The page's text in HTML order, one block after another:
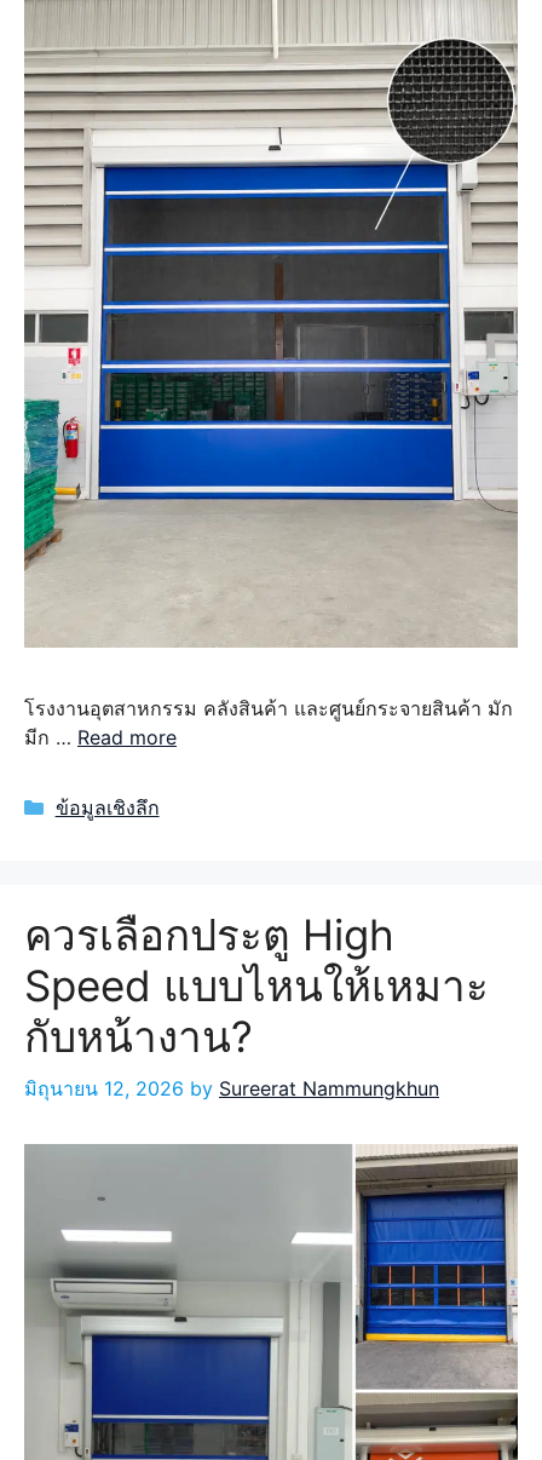
โรงงานอุตสาหกรรม คลังสินค้า และศูนย์กระจายสินค้า มัก
มีก … Read more
Categories
ข้อมูลเชิงลึก
ควรเลือกประตู High
Speed แบบไหนให้เหมาะ
กับหน้างาน?
มิถุนายน 12, 2026 by Sureerat Nammungkhun